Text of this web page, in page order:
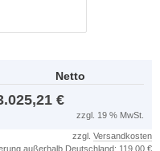
Netto
€
zzgl. 19 % MwSt.
zzgl. Versandkosten
außerhalb Deutschland: 119,00 €